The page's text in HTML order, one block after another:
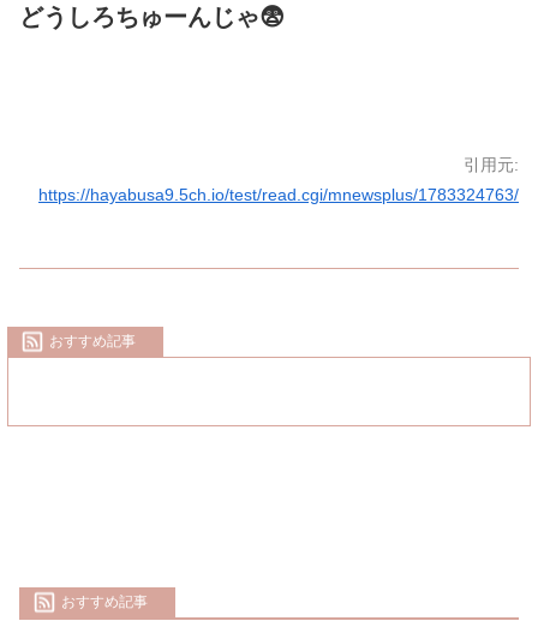
どうしろちゅーんじゃ😨
引用元:
https://hayabusa9.5ch.io/test/read.cgi/mnewsplus/1783324763/
おすすめ記事
おすすめ記事